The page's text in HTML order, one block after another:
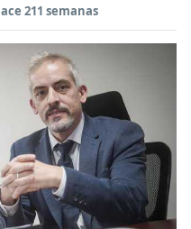
211 semanas